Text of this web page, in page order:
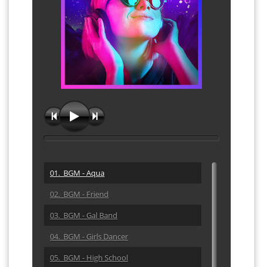
01. BGM - Aqua
02. BGM - Friend
03. BGM - Gal Band
04. BGM - Girls Dancer
05. BGM - High School